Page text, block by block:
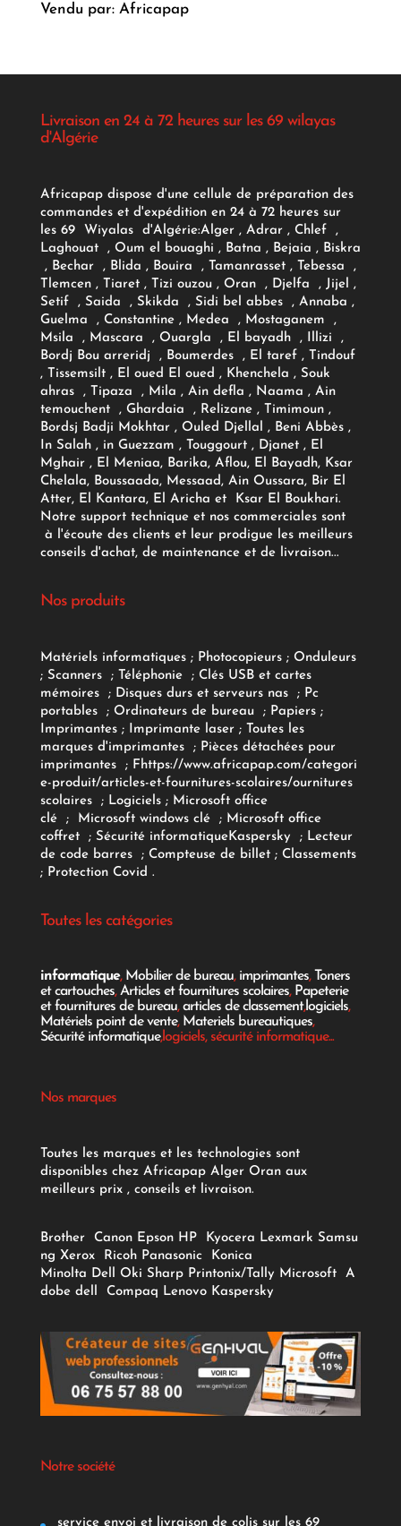
Vendu par: Africapap
Livraison en 24 à 72 heures sur les 69 wilayas
d'Algérie
Africapap dispose d'une cellule de préparation des
commandes et d'expédition en 24 à 72 heures sur
les 69 Wiyalas d'Algérie:Alger , Adrar, Chlef ,
Laghouat , Oum el bouaghi , Batna , Bejaia , Biskra
, Bechar , Blida , Bouira , Tamanrasset , Tebessa ,
Tlemcen , Tiaret , Tizi ouzou , Oran , Djelfa , Jijel ,
Setif , Saida , Skikda , Sidi bel abbes , Annaba ,
Guelma , Constantine , Medea , Mostaganem ,
Msila , Mascara , Ouargla , El bayadh , Illizi ,
Bordj Bou arreridj , Boumerdes , El taref , Tindouf
, Tissemsilt , El oued El oued , Khenchela , Souk
ahras , Tipaza , Mila , Ain defla , Naama , Ain
temouchent , Ghardaia , Relizane , Timimoun ,
Bordsj Badji Mokhtar , Ouled Djellal , Beni Abbès ,
In Salah , in Guezzam , Touggourt , Djanet , El
Mghair , El Meniaa, Barika, Aflou, El Bayadh, Ksar
Chelala, Boussaada, Messaad, Ain Oussara, Bir El
Atter, El Kantara, El Aricha et Ksar El Boukhari.
Notre support technique et nos commerciales sont
à l'écoute des clients et leur prodigue les meilleurs
conseils d'achat, de maintenance et de livraison...
Nos produits
Matériels informatiques; Photocopieurs; Onduleurs
; Scanners ; Téléphonie ; Clés USB et cartes
mémoires
; Disques durs et serveurs nas ; Pc
portables
; Ordinateurs de bureau ; Papiers;
Imprimantes;Imprimante laser;
Toutes les
marques d'imprimantes
; Pièces détachées pour
imprimantes
; F https://www.africapap.com/categori
e-produit/articles-et-fournitures-scolaires/ournitures
scolaires; Logiciels ; Microsoft office
clé
; Microsoft windows clé; Microsoft office
coffret ; Sécurité informatiqueKaspersky ; Lecteur
de code barres
; Compteuse de billet; Classements
; Protection Covid .
Toutes les catégories
informatique, Mobilier de bureau, imprimantes, Toners
et cartouches,Articles et fournitures scolaires, Papeterie
et fournitures de bureau,articles de classement,logiciels,
Matériels point de vente, Materiels bureautiques,
Sécurité informatique,logiciels, sécurité informatique...
Nos marques
Toutes les marques et les technologies sont
disponibles chez Africapap Alger Oran aux
meilleurs prix , conseils et livraison.
Brother Canon Epson HP Kyocera Lexmark Samsu
ng Xerox Ricoh Panasonic
Konica
Minolta Dell Oki Sharp Printonix/Tally Microsoft
A
dobe dell Compaq Lenovo Kaspersky
Notre société
service envoi et livraison de colis sur les 69